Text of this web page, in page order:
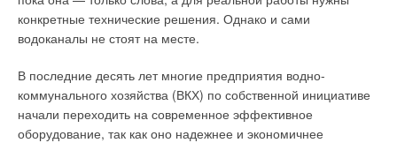
конкретные технические решения. Однако и сами
водоканалы не стоят на месте.
В последние десять лет многие предприятия водно-
коммунального хозяйства (ВКХ) по собственной инициативе
начали переходить на современное эффективное
оборудование, так как оно надежнее и экономичнее
Табл. 4. Относительная
доля теплового
эквивалента
теплоносителя*
цифры потребленного
энергоресурса. Реформа
шаг перехода на
капиталистические
отношения. В западных
странах уже давно
способом решения задачи
заключается в установке
единого теплосчетчика на
многоквартирный дом, по
показаниям которого